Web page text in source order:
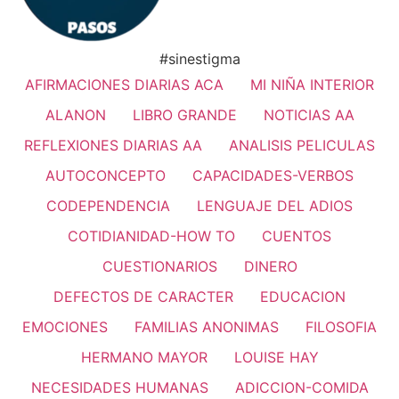
#sinestigma
AFIRMACIONES DIARIAS ACA
MI NIÑA INTERIOR
ALANON
LIBRO GRANDE
NOTICIAS AA
REFLEXIONES DIARIAS AA
ANALISIS PELICULAS
AUTOCONCEPTO
CAPACIDADES-VERBOS
CODEPENDENCIA
LENGUAJE DEL ADIOS
COTIDIANIDAD-HOW TO
CUENTOS
CUESTIONARIOS
DINERO
DEFECTOS DE CARACTER
EDUCACION
EMOCIONES
FAMILIAS ANONIMAS
FILOSOFIA
HERMANO MAYOR
LOUISE HAY
NECESIDADES HUMANAS
ADICCION-COMIDA